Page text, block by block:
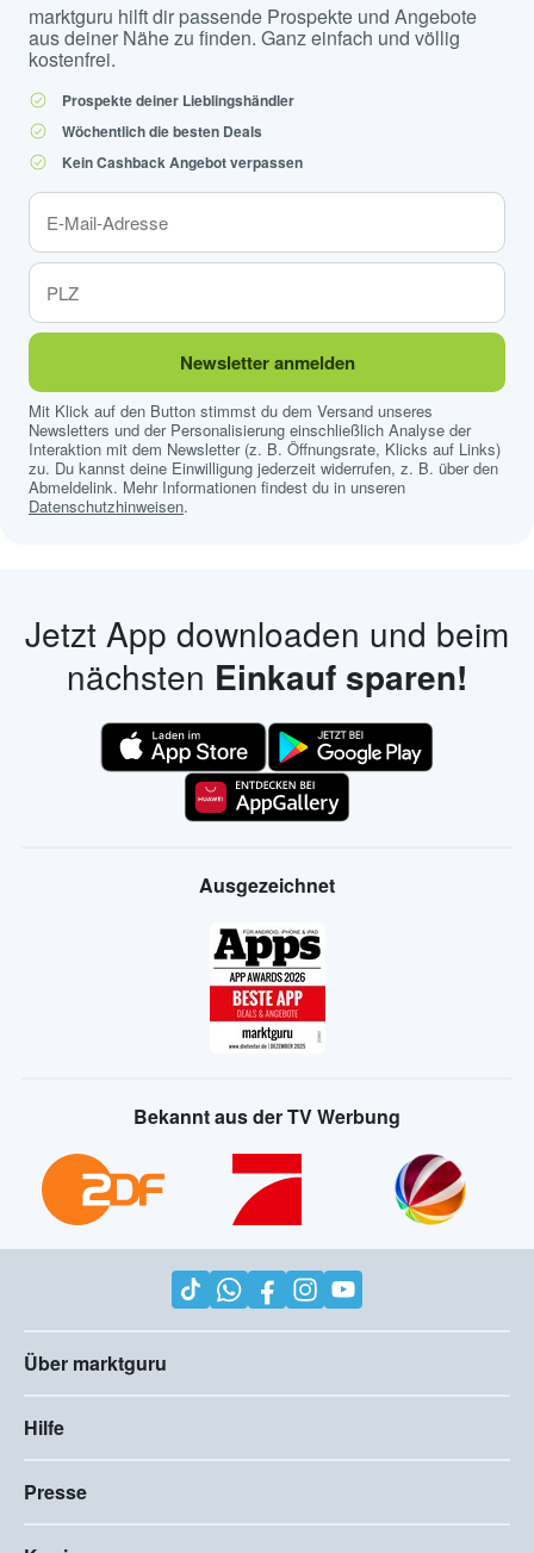
marktguru hilft dir passende Prospekte und Angebote
aus deiner Nähe zu finden. Ganz einfach und völlig
kostenfrei.
Prospekte deiner Lieblingshändler
Wöchentlich die besten Deals
Kein Cashback Angebot verpassen
Newsletter anmelden
Mit Klick auf den Button stimmst du dem Versand unseres
Newsletters und der Personalisierung einschließlich Analyse der
Interaktion mit dem Newsletter (z. B. Öffnungsrate, Klicks auf Links)
zu. Du kannst deine Einwilligung jederzeit widerrufen, z. B. über den
Abmeldelink. Mehr Informationen findest du in unseren
Datenschutzhinweisen.
Jetzt App downloaden und beim
nächsten Einkauf sparen!
Ausgezeichnet
Bekannt aus der TV Werbung
Über marktguru
Hilfe
Presse